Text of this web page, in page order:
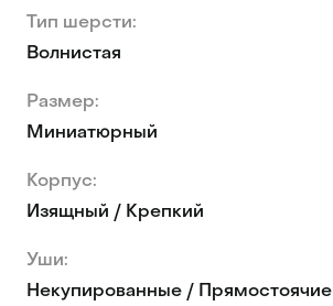
Тип шерсти:
Волнистая
Размер:
Миниатюрный
Корпус:
Изящный / Крепкий
Уши:
Некупированные / Прямостоячие